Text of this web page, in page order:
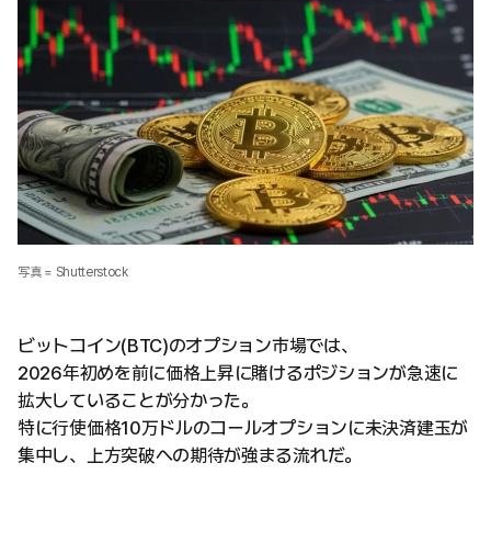
写真 = Shutterstock
ビットコイン(BTC)のオプション市場では、
2026年初めを前に価格上昇に賭けるポジションが急速に
拡大していることが分かった。
特に行使価格10万ドルのコールオプションに未決済建玉が
集中し、上方突破への期待が強まる流れだ。